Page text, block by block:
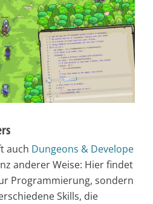
auch Dungeons & Develope
anderer Weise: Hier findet
Programmierung, sondern
Skills, die